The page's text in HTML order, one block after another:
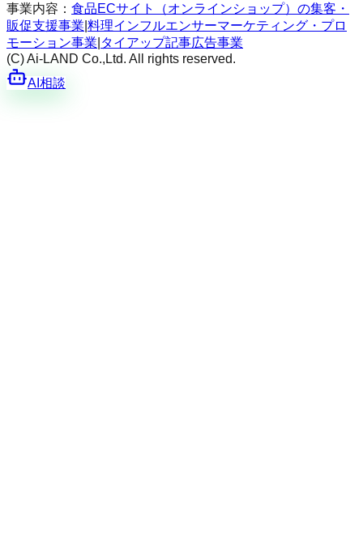
事業内容： 食品ECサイト（オンラインショップ）の集客・
販促支援事業 料理インフルエンサーマーケティング・プロ
モーション事業 タイアップ記事広告事業
(C) Ai-LAND Co.,Ltd. All rights reserved.
AI相談